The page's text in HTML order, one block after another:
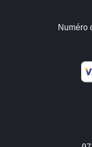
Numéro